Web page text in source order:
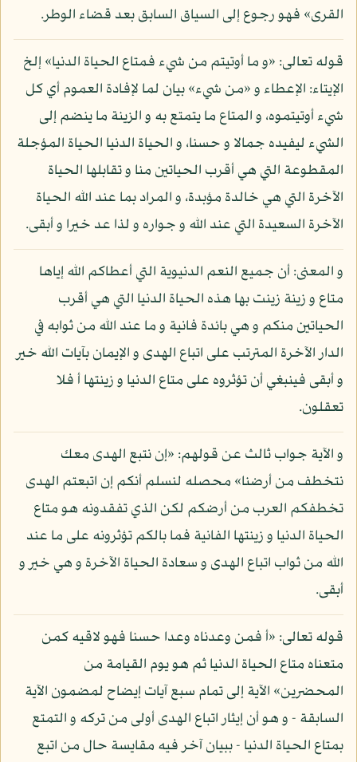
القرى» فهو رجوع إلى السياق السابق بعد قضاء الوطر.
قوله تعالى: «و ما أوتيتم من شيء فمتاع الحياة الدنيا» إلخ
الإيتاء: الإعطاء و «من شيء» بيان لما لإفادة العموم أي كل
شيء أوتيتموه، و المتاع ما يتمتع به و الزينة ما ينضم إلى
الشيء ليفيده جمالا و حسنا، و الحياة الدنيا الحياة المؤجلة
المقطوعة التي هي أقرب الحياتين منا و تقابلها الحياة
الآخرة التي هي خالدة مؤبدة، و المراد بما عند الله الحياة
الآخرة السعيدة التي عند الله و جواره و لذا عد خيرا و أبقى.
و المعنى: أن جميع النعم الدنيوية التي أعطاكم الله إياها
متاع و زينة زينت بها هذه الحياة الدنيا التي هي أقرب
الحياتين منكم و هي بائدة فانية و ما عند الله من ثوابه في
الدار الآخرة المترتب على اتباع الهدى و الإيمان بآيات الله خير
و أبقى فينبغي أن تؤثروه على متاع الدنيا و زينتها أ فلا
تعقلون.
و الآية جواب ثالث عن قولهم: «إن نتبع الهدى معك
نتخطف من أرضنا» محصله لنسلم أنكم إن اتبعتم الهدى
تخطفكم العرب من أرضكم لكن الذي تفقدونه هو متاع
الحياة الدنيا و زينتها الفانية فما بالكم تؤثرونه على ما عند
الله من ثواب اتباع الهدى و سعادة الحياة الآخرة و هي خير و
أبقى.
قوله تعالى: «أ فمن وعدناه وعدا حسنا فهو لاقيه كمن
متعناه متاع الحياة الدنيا ثم هو يوم القيامة من
المحضرين» الآية إلى تمام سبع آيات إيضاح لمضمون الآية
السابقة - و هو أن إيثار اتباع الهدى أولى من تركه و التمتع
بمتاع الحياة الدنيا - ببيان آخر فيه مقايسة حال من اتبع